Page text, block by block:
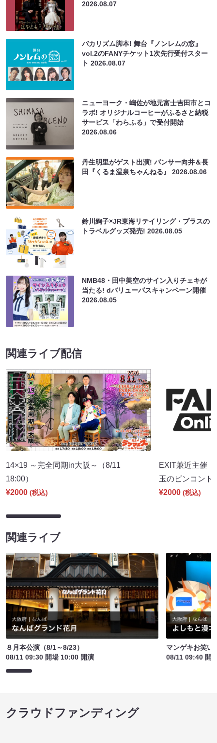
2026.08.07
バカリズム脚本! 舞台『ノンレムの窓』
vol.2のFANYチケット1次先行受付スター
ト2026.08.07
ニューヨーク・嶋佐が地元富士吉田市とコ
ラボ! オリジナルコーヒーがふるさと納税
サービス「わらふる」で受付開始
2026.08.06
丹生明里がゲスト出演! パンサー向井＆長
田『くるま温泉ちゃんねる』2026.08.06
鈴川絢子×JR東海リテイリング・プラスの
トラベルグッズ発売!2026.08.05
NMB48・田中美空のサイン入りチェキが
当たる! dバリューパスキャンペーン開催
2026.08.05
関連ライブ配信
14×19 ～完全同期in大阪～（8/11
18:00）
¥2000 (税込)
EXIT兼近主催
玉のピンコン
¥2000 (税込)
関連ライブ
８月本公演（8/1～8/23）
08/11 09:30 開場 10:00 開演
マンゲキお笑い
08/11 09:40 開
クラウドファンディング